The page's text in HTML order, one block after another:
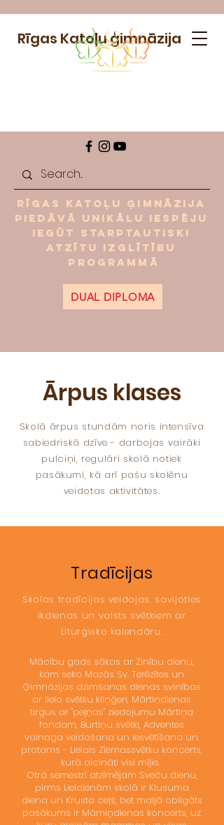
Rīgas Katoļu ģimnāzija
Rīgas Katoļu ģimnāzija
piedāvā unikālu iespēju
iegūt starptautiski
atzītu izglītību
programmā
DUAL DIPLOMA
Ārpus klases
Skolā ārpus stundām noris intensīva
sabiedriskā dzīve - darbojas vairāki
pulciņi, regulāri skolā notiek
pasākumi, kā arī pašu skolēnu
veidotas aktivitātes.
Tradīcijas
Skolas tradīcijas veidojas, savijoties
ikdienas un valsts svētkiem ar
Liturģisko kalendāru.
Mācību gads sākas ar Zinību dienu,
kam seko Mazās Sv. Terēzītes un
Ģimnāzijas dzimšanas dienas svinības
ar lielo svētku kliņģeri, Mārtiņdienas
tirgus ar "peļņas" ziedojumu Mārtiņa
fondam, Burtiņu svētki, Adventes
vainaga veidošana un iesvētīšana un,
protams - Lielais Ziemassvētku koncerts,
kurā aicināti visi mīļie.
Otrā semestrī atzīmējam Sveču dienu,
pirms Lieldienām skolā ir Klusuma
diena un Krusta ceļš, bet maijā obligāts
pasākums ir Māmiņdienas koncerts, uz